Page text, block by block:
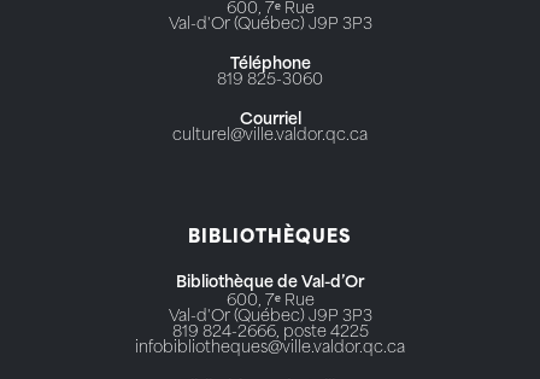
600, 7ᵉ Rue
Val-d'Or (Québec) J9P 3P3
Téléphone
819 825-3060
Courriel
culturel@ville.valdor.qc.ca
BIBLIOTHÈQUES
Bibliothèque de Val-d’Or
600, 7ᵉ Rue
Val-d'Or (Québec) J9P 3P3
819 824-2666, poste 4225
infobibliotheques@ville.valdor.qc.ca